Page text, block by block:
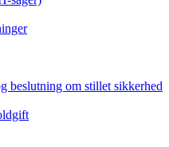
beslutning om stillet sikkerhed